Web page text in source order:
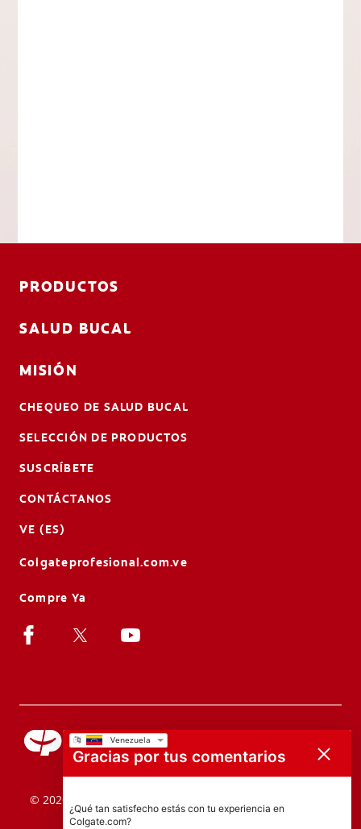
PRODUCTOS
SALUD BUCAL
MISIÓN
CHEQUEO DE SALUD BUCAL
SELECCIÓN DE PRODUCTOS
SUSCRÍBETE
CONTÁCTANOS
VE (ES)
Colgateprofesional.com.ve
Compre Ya
© 2026 Colgate-Palmolive Company. Todos los derechos
reservados.
Gracias por tus comentarios
¿Qué tan satisfecho estás con tu experiencia en
Colgate.com?